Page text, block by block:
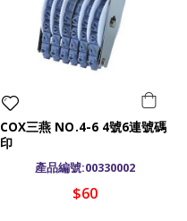
COX三燕 NO.4-6 4號6連號碼
印
產品編號:00330002
$60